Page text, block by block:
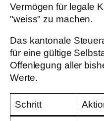
Vermögen für legale
"weiss" zu machen.
Das kantonale
für eine gültige
Offenlegung aller
Werte.
Schritt